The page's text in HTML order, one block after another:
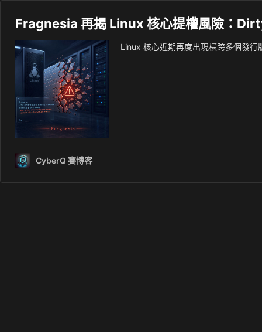
Fragnesia 再揭 Linux 核心提權風險：
Linux 核心近期再度出現橫跨多個發
CyberQ 賽博客